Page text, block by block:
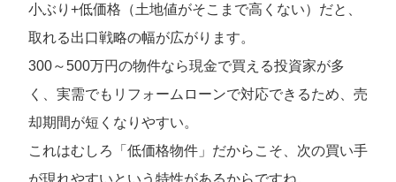
小ぶり+低価格（土地値がそこまで高くない）だと、
取れる出口戦略の幅が広がります。
300～500万円の物件なら現金で買える投資家が多
く、実需でもリフォームローンで対応できるため、売
却期間が短くなりやすい。
これはむしろ「低価格物件」だからこそ、次の買い手